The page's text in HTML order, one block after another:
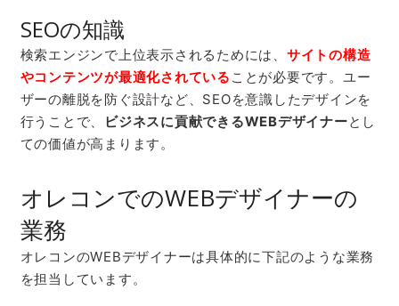
SEOの知識
検索エンジンで上位表示されるためには、 サイトの構造
やコンテンツが最適化されている ことが必要です。ユー
ザーの離脱を防ぐ設計など、 SEOを意識したデザインを
行うことで、
ビジネスに貢献できるWEBデザイナーとし
ての価値が高まります。
オレコンでのWEBデザイナーの
業務
オレコンのWEBデザイナーは具体的に下記のような業務
を担当しています。